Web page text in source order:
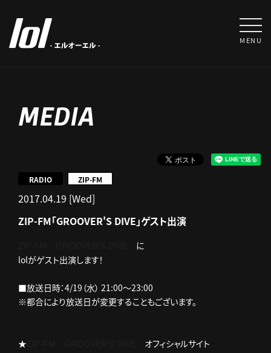
MENU
MEDIA
2017.04.19 [Wed]
RADIO ZIP-FM
ZIP-FM「GROOVER'S DIVE」ゲスト出演
に
lolがゲスト出演します！
■放送日時：4/19（水） 21:00～23:00
※都合により放送日が変更することもございます。
★ オフィシャルサイト